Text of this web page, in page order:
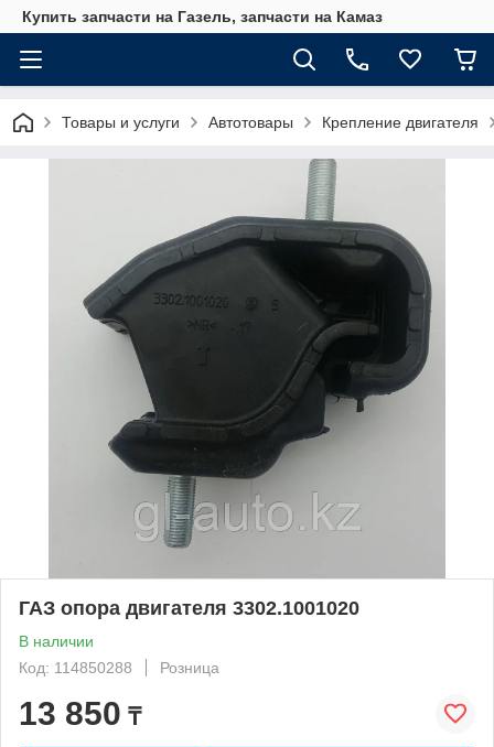
Купить запчасти на Газель, запчасти на Камаз
Товары и услуги Автотовары Крепление двигателя
ГАЗ опора двигателя 3302.1001020
В наличии
Код: 114850288
Розница
13 850 ₸